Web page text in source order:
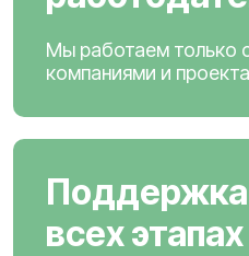
Мы работаем только
компаниями и
Поддержка
всех этапах